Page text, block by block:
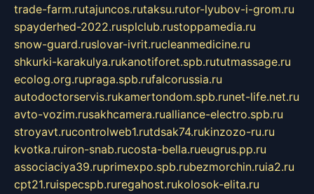
trade-farm.rutajuncos.rutaksu.rutor-lyubov-i-grom.ru
spayderhed-2022.rusplclub.rustoppamedia.ru
snow-guard.ruslovar-ivrit.rucleanmedicine.ru
shkurki-karakulya.rukanotiforet.spb.rututmassage.ru
ecolog.org.rupraga.spb.rufalcorussia.ru
autodoctorservis.rukamertondom.spb.runet-life.net.ru
avto-vozim.rusakhcamera.rualliance-electro.spb.ru
stroyavt.rucontrolweb1.rutdsak74.rukinzozo-ru.ru
kvotka.ruiron-snab.rucosta-bella.rueugrus.pp.ru
associaciya39.ruprimexpo.spb.rubezmorchin.ruia2.ru
cpt21.ruispecspb.ruregahost.rukolosok-elita.ru